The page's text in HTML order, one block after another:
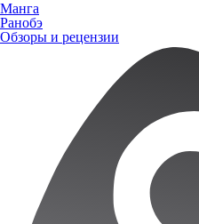
Манга
Ранобэ
Обзоры и рецензии